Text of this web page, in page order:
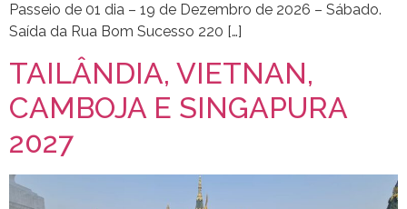
Passeio de 01 dia – 19 de Dezembro de 2026 – Sábado.
Saída da Rua Bom Sucesso 220 […]
TAILÂNDIA, VIETNAN,
CAMBOJA E SINGAPURA
2027